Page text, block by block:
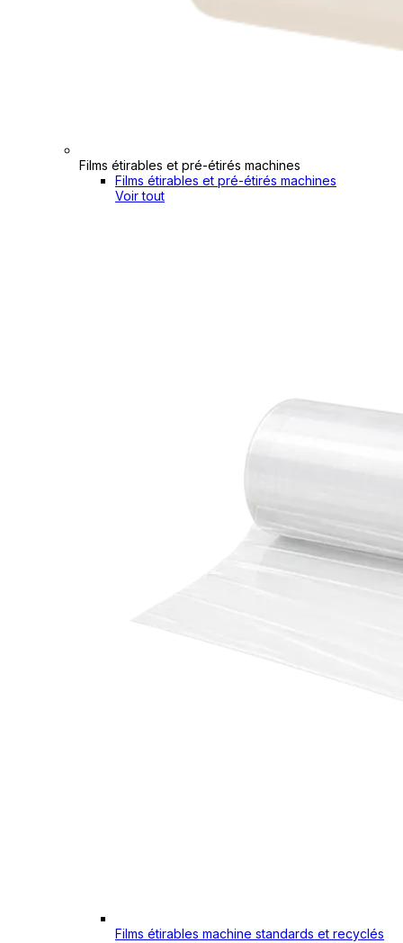
Films étirables et pré-étirés machines
Films étirables et pré-étirés machines
Voir tout
Films étirables machine standards et recyclés